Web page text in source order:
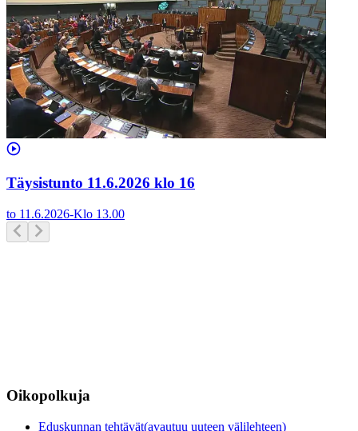
Täysistunto 11.6.2026 klo 16
to 11.6.2026-Klo 13.00
Oikopolkuja
Eduskunnan tehtävät(avautuu uuteen välilehteen)